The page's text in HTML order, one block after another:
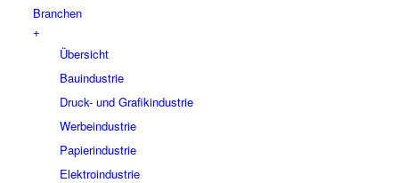
Branchen
+
Übersicht
Bauindustrie
Druck- und Grafikindustrie
Werbeindustrie
Papierindustrie
Elektroindustrie